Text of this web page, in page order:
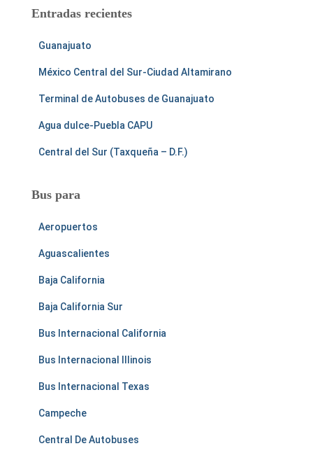
Entradas recientes
Guanajuato
México Central del Sur-Ciudad Altamirano
Terminal de Autobuses de Guanajuato
Agua dulce-Puebla CAPU
Central del Sur (Taxqueña – D.F.)
Bus para
Aeropuertos
Aguascalientes
Baja California
Baja California Sur
Bus Internacional California
Bus Internacional Illinois
Bus Internacional Texas
Campeche
Central De Autobuses